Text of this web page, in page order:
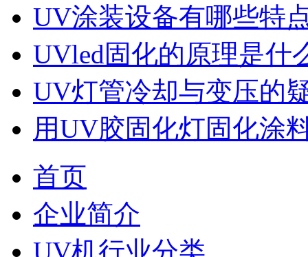
UV涂装设备有哪些特
UVled固化的原理是什
UV灯管冷却与变压的
用UV胶固化灯固化涂
首页
企业简介
UV机行业分类